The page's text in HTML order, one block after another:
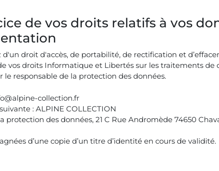
de vos droits relatifs à vos
d'un droit d'accès, de portabilité, de rectification et
vos droits Informatique et Libertés sur les traitements de
le responsable de la protection des données.
collection.fr
: ALPINE COLLECTION
des données, 21 C Rue Andromède 74650
d’une copie d’un titre d’identité en cours de validité.